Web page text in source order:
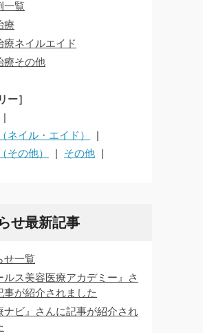
一覧
療
療ネイルエイド
療その他
ー］
ネイル・エイド）
その他）
その他
せ最新記事
せ一覧
ルス美容医療アカデミー』さ
事が紹介されました
ナビ』さんに記事が紹介され